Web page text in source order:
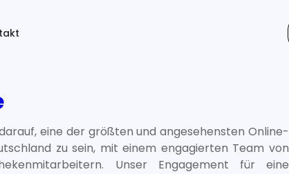
eine der größten und angesehensten Online-
zu sein, mit einem engagierten Team von
Unser Engagement für eine